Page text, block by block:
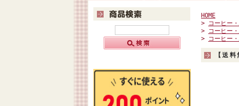
HOME
> コーヒー
> コーヒー
> コーヒー
【送